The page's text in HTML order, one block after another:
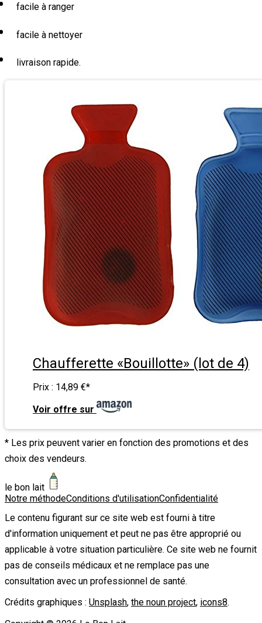
facile à ranger
facile à nettoyer
livraison rapide.
Chaufferette «Bouillotte» (lot de 4)
Prix : 14,89 €*
Voir offre sur
* Les prix peuvent varier en fonction des promotions et des
choix des vendeurs.
le bon lait
Notre méthodeConditions d'utilisationConfidentialité
Le contenu figurant sur ce site web est fourni à titre
d'information uniquement et peut ne pas être approprié ou
applicable à votre situation particulière. Ce site web ne fournit
pas de conseils médicaux et ne remplace pas une
consultation avec un professionnel de santé.
Crédits graphiques : Unsplash, the noun project, icons8.